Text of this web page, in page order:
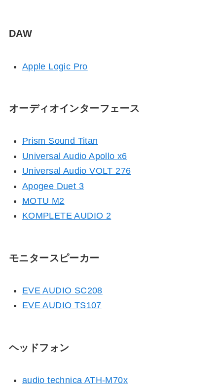
DAW
Apple Logic Pro
オーディオインターフェース
Prism Sound Titan
Universal Audio Apollox6
Universal Audio VOLT 276
Apogee Duet 3
MOTU M2
KOMPLETE AUDIO 2
モニタースピーカー
EVE AUDIO SC208
EVE AUDIO TS107
ヘッドフォン
audio technica ATH-M70x